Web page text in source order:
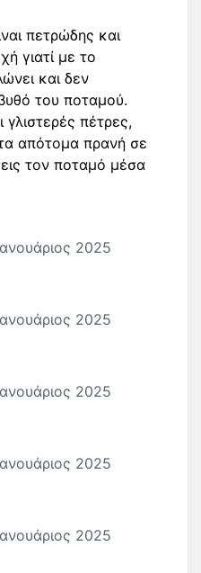
πετρώδης και
γιατί με το
και δεν
του ποταμού.
γλιστερές πέτρες,
απότομα πρανή σε
τον ποταμό μέσα
2025
2025
2025
2025
2025